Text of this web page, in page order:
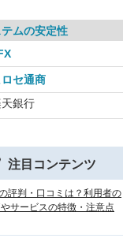
ムの安定性
ロセ通商
銀行
注目コンテンツ
評判・口コミは？利用者の
サービスの特徴・注意点